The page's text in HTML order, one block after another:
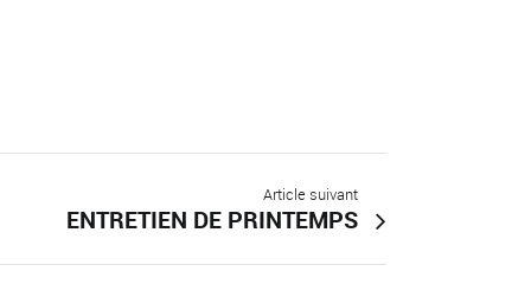
Article suivant
ENTRETIEN DE PRINTEMPS